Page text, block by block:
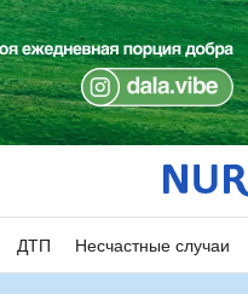
ДТП Несчастные случаи